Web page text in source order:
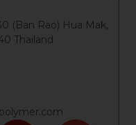
(Ban Rao) Hua Mak,
Thailand